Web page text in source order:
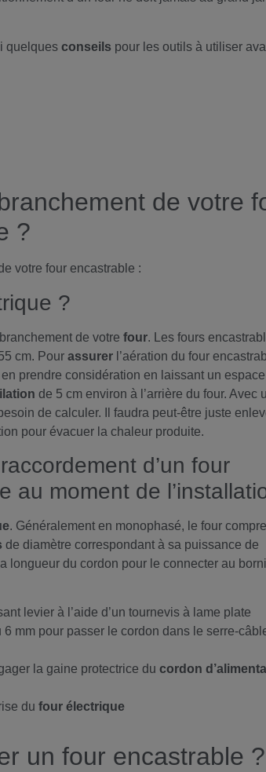
quelques conseils pour les outils à utiliser
de votre
?
votre four encastrable :
?
de votre four. Les fours
cm. Pour assurer l’aération du four
prendre considération en laissant un
de 5 cm environ à l’arrière du four. Avec
de calculer. Il faudra peut-être juste
pour évacuer la chaleur produite.
d’un four
au moment de
. Généralement en monophasé, le four
de diamètre correspondant à sa puissance de
longueur du cordon pour le connecter au
levier à l’aide d’un tournevis à lame plate
mm pour passer le cordon dans le serre-
la gaine protectrice du cordon
du four électrique
un four encastrable ?